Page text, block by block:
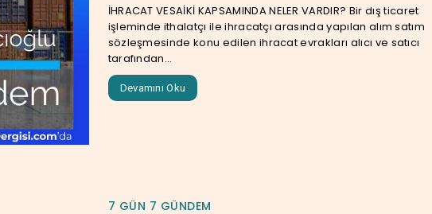
İHRACAT VESAİKİ KAPSAMINDA NELER VARDIR? Bir dış ticaret
işleminde ithalatçı ile ihracatçı arasında yapılan alım satım
sözleşmesinde konu edilen ihracat evrakları alıcı ve satıcı
tarafından...
Devamını Oku
7 GÜN 7 GÜNDEM